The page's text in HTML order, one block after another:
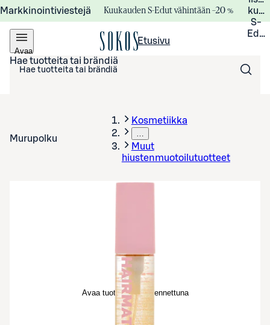
Markkinointiviestejä Kuukauden S-Edut vähintään –20 %
S-
Avaa
valikko
Etusivu
Hae tuotteita tai brändiä
Murupolku
Kosmetiikka
…
Muut
hiustenmuotoilutuotteet
Avaa tuotekuva suurennettuna